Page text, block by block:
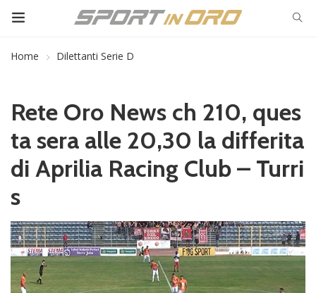
Home Dilettanti Serie D
Rete Oro News ch 210, ques
ta sera alle 20,30 la differita
di Aprilia Racing Club – Turri
s